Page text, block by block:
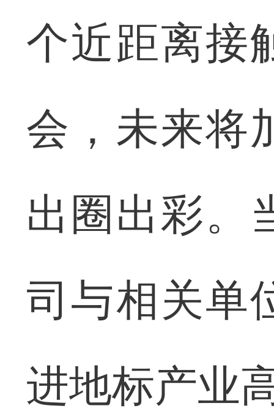
个近距离接
会，未来将
出圈出彩。
司与相关单
进地标产业